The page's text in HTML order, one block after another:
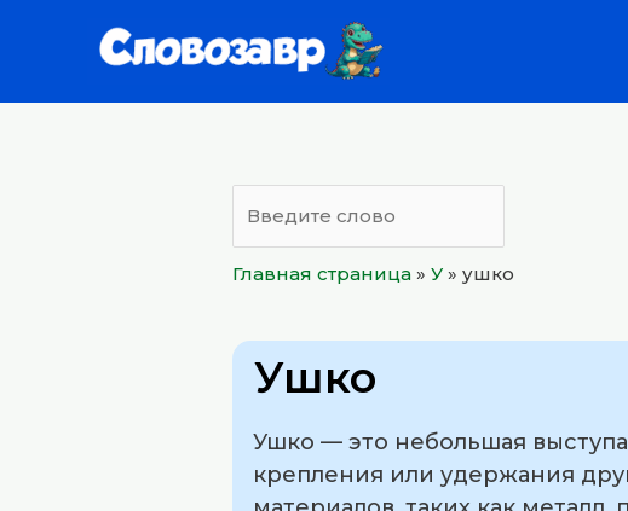
Главная страница » У » ушко
Ушко
Ушко — это небольшая
крепления или удержания